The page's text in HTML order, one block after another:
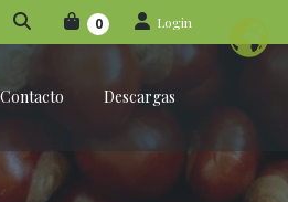
0 Login
Contacto Descargas